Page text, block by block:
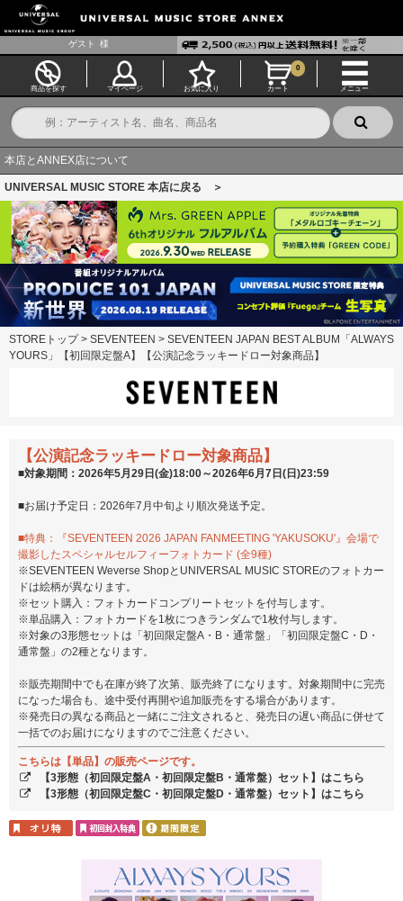
ゲスト 様
商品を探す マイページ お気に入り カート
0
メニュー
本店とANNEX店について
UNIVERSAL MUSIC STORE 本店に戻る ＞
STOREトップ> SEVENTEEN > SEVENTEEN JAPAN BEST ALBUM「ALWAYS
YOURS」【初回限定盤A】【公演記念ラッキードロー対象商品】
【公演記念ラッキードロー対象商品】
■対象期間：2026年5月29日(金)18:00～2026年6月7日(日)23:59
■お届け予定日：2026年7月中旬より順次発送予定。
■特典：『SEVENTEEN 2026 JAPAN FANMEETING 'YAKUSOKU'』会場で
撮影したスペシャルセルフィーフォトカード (全9種)
※SEVENTEEN Weverse ShopとUNIVERSAL MUSIC STOREのフォトカー
ドは絵柄が異なります。
※セット購入：フォトカードコンプリートセットを付与します。
※単品購入：フォトカードを1枚につきランダムで1枚付与します。
※対象の3形態セットは「初回限定盤A・B・通常盤」「初回限定盤C・D・
通常盤」の2種となります。
※販売期間中でも在庫が終了次第、販売終了になります。対象期間中に完売
になった場合も、途中受付再開や追加販売をする場合があります。
※発売日の異なる商品と一緒にご注文されると、発売日の遅い商品に併せて
一括でのお届けになりますのでご注意ください。
こちらは【単品】の販売ページです。
【3形態（初回限定盤A・初回限定盤B・通常盤）セット】はこちら
【3形態（初回限定盤C・初回限定盤D・通常盤）セット】はこちら